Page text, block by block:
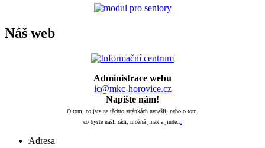
Náš web
Administrace webu
ic@mkc-horovice.cz
Napište nám!
O tom, co jste na těchto stránkách nenašli, nebo o tom,
co byste našli rádi, možná jinak a jinde..
Adresa